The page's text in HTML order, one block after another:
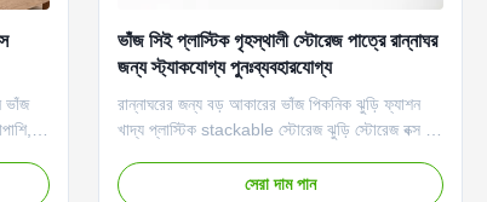
ভাঁজ
ভাঁজ সিই প্লাস্টিক গৃহস্থালী স্টোরেজ পাত্রে রান্নাঘর
জন্য স্ট্যাকযোগ্য পুনঃব্যবহারযোগ্য
রান্নাঘরের জন্য বড় আকারের ভাঁজ পিকনিক ঝুড়ি ফ্যাশন
খাদ্য প্লাস্টিক stackable স্টোরেজ ঝুড়ি স্টোরেজ বক্স হল
স্টোরেজের জন্য ছোট বাক্স শ্রেণীবদ্ধ করতে ব্যবহৃত হয়।
সেরা দাম পান